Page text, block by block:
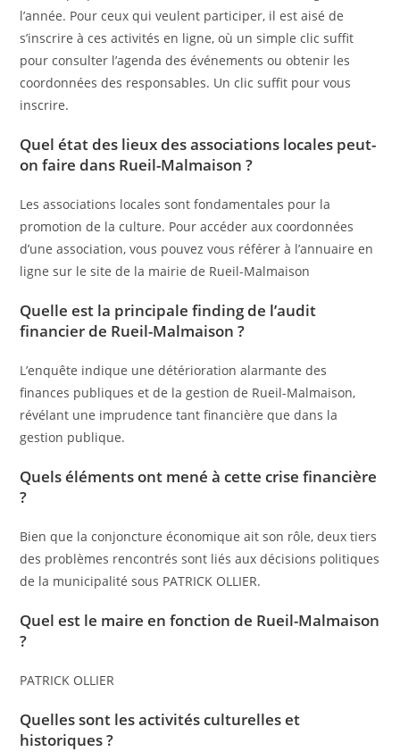
l’année. Pour ceux qui veulent participer, il est aisé de
s’inscrire à ces activités en ligne, où un simple clic suffit
pour consulter l’agenda des événements ou obtenir les
coordonnées des responsables. Un clic suffit pour vous
inscrire.
Quel état des lieux des associations locales peut-
on faire dans Rueil-Malmaison ?
Les associations locales sont fondamentales pour la
promotion de la culture. Pour accéder aux coordonnées
d’une association, vous pouvez vous référer à l’annuaire en
ligne sur le site de la mairie de Rueil-Malmaison
Quelle est la principale finding de l’audit
financier de Rueil-Malmaison ?
L’enquête indique une détérioration alarmante des
finances publiques et de la gestion de Rueil-Malmaison,
révélant une imprudence tant financière que dans la
gestion publique.
Quels éléments ont mené à cette crise financière
?
Bien que la conjoncture économique ait son rôle, deux tiers
des problèmes rencontrés sont liés aux décisions politiques
de la municipalité sous PATRICK OLLIER.
Quel est le maire en fonction de Rueil-Malmaison
?
PATRICK OLLIER
Quelles sont les activités culturelles et
historiques ?